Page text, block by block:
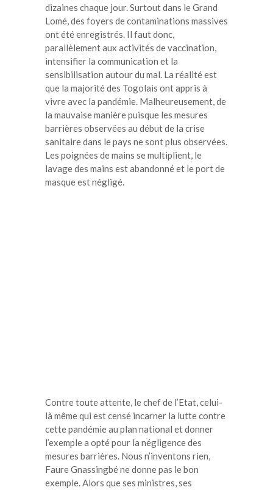
dizaines chaque jour. Surtout dans le Grand
Lomé, des foyers de contaminations massives
ont été enregistrés. Il faut donc,
parallèlement aux activités de vaccination,
intensifier la communication et la
sensibilisation autour du mal. La réalité est
que la majorité des Togolais ont appris à
vivre avec la pandémie. Malheureusement, de
la mauvaise manière puisque les mesures
barrières observées au début de la crise
sanitaire dans le pays ne sont plus observées.
Les poignées de mains se multiplient, le
lavage des mains est abandonné et le port de
masque est négligé.
Contre toute attente, le chef de l’Etat, celui-
là même qui est censé incarner la lutte contre
cette pandémie au plan national et donner
l’exemple a opté pour la négligence des
mesures barrières. Nous n’inventons rien,
Faure Gnassingbé ne donne pas le bon
exemple. Alors que ses ministres, ses